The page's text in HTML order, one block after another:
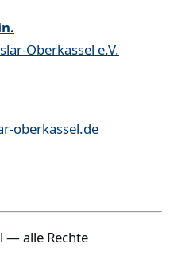
Oberkassel e.V.
oberkassel.de
— alle Rechte